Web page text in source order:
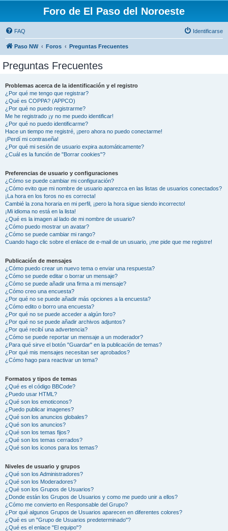
Foro de El Paso del Noroeste
FAQ Identificarse
Paso NW Foros Preguntas Frecuentes
Preguntas Frecuentes
Problemas acerca de la identificación y el registro
¿Por qué me tengo que registrar?
¿Qué es COPPA? (APPCO)
¿Por qué no puedo registrarme?
Me he registrado ¡y no me puedo identificar!
¿Por qué no puedo identificarme?
Hace un tiempo me registré, ¡pero ahora no puedo conectarme!
¡Perdí mi contraseña!
¿Por qué mi sesión de usuario expira automáticamente?
¿Cuál es la función de "Borrar cookies"?
Preferencias de usuario y configuraciones
¿Cómo se puede cambiar mi configuración?
¿Cómo evito que mi nombre de usuario aparezca en las listas de usuarios conectados?
¡La hora en los foros no es correcta!
Cambié la zona horaria en mi perfil, ¡pero la hora sigue siendo incorrecto!
¡Mi idioma no está en la lista!
¿Qué es la imagen al lado de mi nombre de usuario?
¿Cómo puedo mostrar un avatar?
¿Cómo se puede cambiar mi rango?
Cuando hago clic sobre el enlace de e-mail de un usuario, ¡me pide que me registre!
Publicación de mensajes
¿Cómo puedo crear un nuevo tema o enviar una respuesta?
¿Cómo se puede editar o borrar un mensaje?
¿Cómo se puede añadir una firma a mi mensaje?
¿Cómo creo una encuesta?
¿Por qué no se puede añadir más opciones a la encuesta?
¿Cómo edito o borro una encuesta?
¿Por qué no se puede acceder a algún foro?
¿Por qué no se puede añadir archivos adjuntos?
¿Por qué recibí una advertencia?
¿Cómo se puede reportar un mensaje a un moderador?
¿Para qué sirve el botón "Guardar" en la publicación de temas?
¿Por qué mis mensajes necesitan ser aprobados?
¿Cómo hago para reactivar un tema?
Formatos y tipos de temas
¿Qué es el código BBCode?
¿Puedo usar HTML?
¿Qué son los emoticonos?
¿Puedo publicar imagenes?
¿Qué son los anuncios globales?
¿Qué son los anuncios?
¿Qué son los temas fijos?
¿Qué son los temas cerrados?
¿Qué son los iconos para los temas?
Niveles de usuario y grupos
¿Qué son los Administradores?
¿Qué son los Moderadores?
¿Qué son los Grupos de Usuarios?
¿Donde están los Grupos de Usuarios y como me puedo unir a ellos?
¿Cómo me convierto en Responsable del Grupo?
¿Por qué algunos Grupos de Usuarios aparecen en diferentes colores?
¿Qué es un "Grupo de Usuarios predeterminado"?
¿Qué es el enlace "El equipo"?